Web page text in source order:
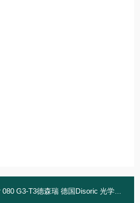
G3-T3德森瑞 德国Disoric 光学传感器 叉形光栅